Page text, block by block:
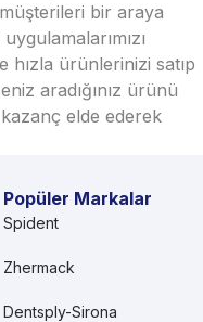
müşterileri bir araya
hızla ürünlerinizi satıp
aradığınız ürünü
elde ederek
Popüler Markalar
Spident
Zhermack
Dentsply-Sirona